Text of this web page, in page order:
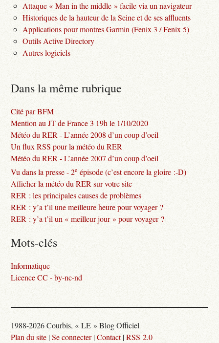
Attaque « Man in the middle » facile via un navigateur
Historiques de la hauteur de la Seine et de ses affluents
Applications pour montres Garmin (Fenix 3 / Fenix 5)
Outils Active Directory
Autres logiciels
Dans la même rubrique
Cité par BFM
Mention au JT de France 3 19h le 1/10/2020
Météo du RER - L’année 2008 d’un coup d’oeil
Un flux RSS pour la météo du RER
Météo du RER - L’année 2007 d’un coup d’oeil
Vu dans la presse - 2e épisode (c’est encore la gloire :-D)
Afficher la météo du RER sur votre site
RER : les principales causes de problèmes
RER : y’a t’il une meilleure heure pour voyager ?
RER : y’a t’il un « meilleur jour » pour voyager ?
Mots-clés
Informatique
Licence CC - by-nc-nd
1988-2026 Courbis, « LE » Blog Officiel
Plan du site |Se connecter|Contact|RSS 2.0